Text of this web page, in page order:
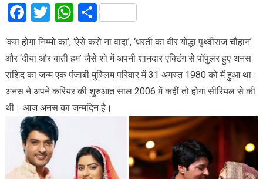
Facebook
Twitter
WhatsApp
Share
‘क्या होगा निम्मो का’, ‘ऐसे करो ना वादा’, ‘धरती का वीर योद्धा पृथ्वीराज चौहान’
और ‘दीया और बाती हम’ जैसे शो में अपनी शानदार एक्टिंग से पॉपुलर हुए अनस
राशिद का जन्म एक पंजाबी मुस्लिम परिवार में 31 अगस्त 1980 को में हुआ था।
अनस ने अपने करियर की शुरुआत साल 2006 में कहीं तो होगा सीरियल से की
थी। आज अनस का जन्मदिन है।